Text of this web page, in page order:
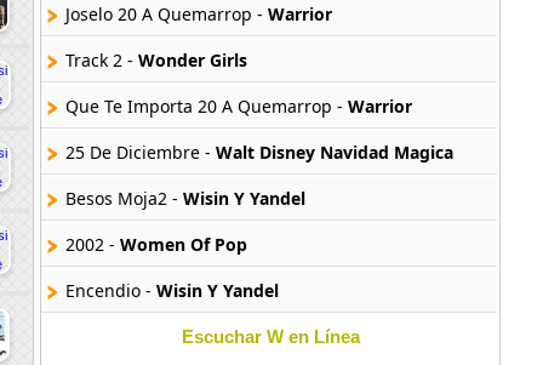
Joselo 20 A Quemarrop - Warrior
Track 2 - Wonder Girls
Que Te Importa 20 A Quemarrop - Warrior
25 De Diciembre - Walt Disney Navidad Magica
Besos Moja2 - Wisin Y Yandel
2002 - Women Of Pop
Encendio - Wisin Y Yandel
Franco Y Arcangel No Pueden Soportarme -
Escuchar W en Línea